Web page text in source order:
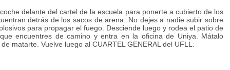
delante del cartel de la escuela para ponerte a cubierto de los
detrás de los sacos de arena. No dejes a nadie subir sobre
para propagar el fuego. Desciende luego y rodea el patio de
encuentres de camino y entra en la oficina de Uniya. Mátalo
matarte. Vuelve luego al CUARTEL GENERAL del UFLL.